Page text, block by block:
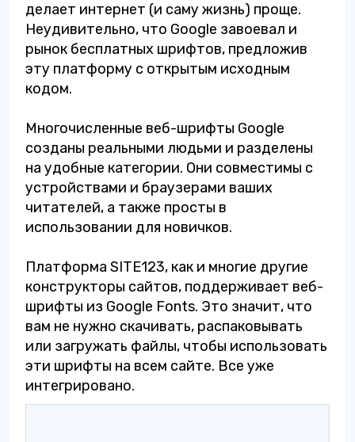
делает интернет (и саму жизнь) проще.
Неудивительно, что Google завоевал и
рынок бесплатных шрифтов, предложив
эту платформу с открытым исходным
кодом.
Многочисленные веб-шрифты Google
созданы реальными людьми и разделены
на удобные категории. Они совместимы с
устройствами и браузерами ваших
читателей, а также просты в
использовании для новичков.
Платформа SITE123, как и многие другие
конструкторы сайтов, поддерживает веб-
шрифты из Google Fonts. Это значит, что
вам не нужно скачивать, распаковывать
или загружать файлы, чтобы использовать
эти шрифты на всем сайте. Все уже
интегрировано.